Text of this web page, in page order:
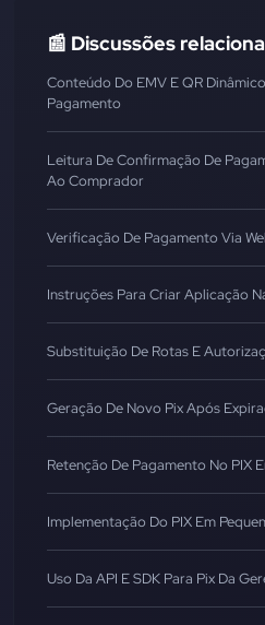
📰 Discussões
Conteúdo Do EMV E QR
Pagamento
Leitura De Confirmação De
Ao Comprador
Verificação De Pagamento Via
Instruções Para Criar Aplicação
Substituição De Rotas E
Geração De Novo Pix Após
Retenção De Pagamento No PIX
Implementação Do PIX Em
Uso Da API E SDK Para Pix Da